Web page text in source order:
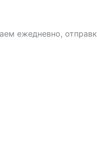
ежедневно,